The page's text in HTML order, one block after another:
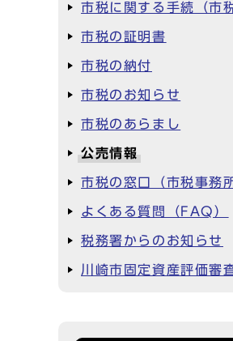
市税に関する手続（市
市税の証明書
市税の納付
市税のお知らせ
市税のあらまし
公売情報
市税の窓口（市税事務
よくある質問（FAQ）
税務署からのお知らせ
川崎市固定資産評価審